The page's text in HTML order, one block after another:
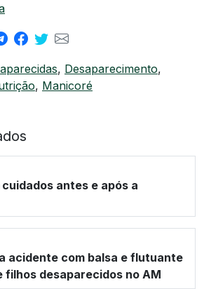
, Desaparecimento,
, Manicoré
antes e após a
acidente com balsa e flutuante
filhos desaparecidos no AM